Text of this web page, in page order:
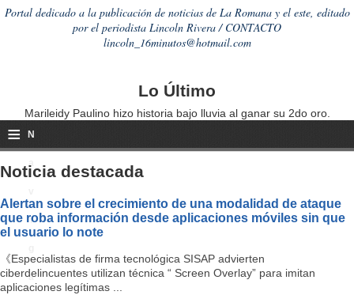
Portal dedicado a la publicación de noticias de La Romana y el este, editado
por el periodista Lincoln Rivera / CONTACTO
lincoln_16minutos@hotmail.com
Lo Último
Marileidy Paulino hizo historia bajo lluvia al ganar su 2do oro.
≡ N
a
i
a
Noticia destacada
Alertan sobre el crecimiento de una modalidad de ataque
que roba información desde aplicaciones móviles sin que
el usuario lo note
《Especialistas de firma tecnológica SISAP advierten
ciberdelincuentes utilizan técnica “ Screen Overlay” para imitan
aplicaciones legítimas ...